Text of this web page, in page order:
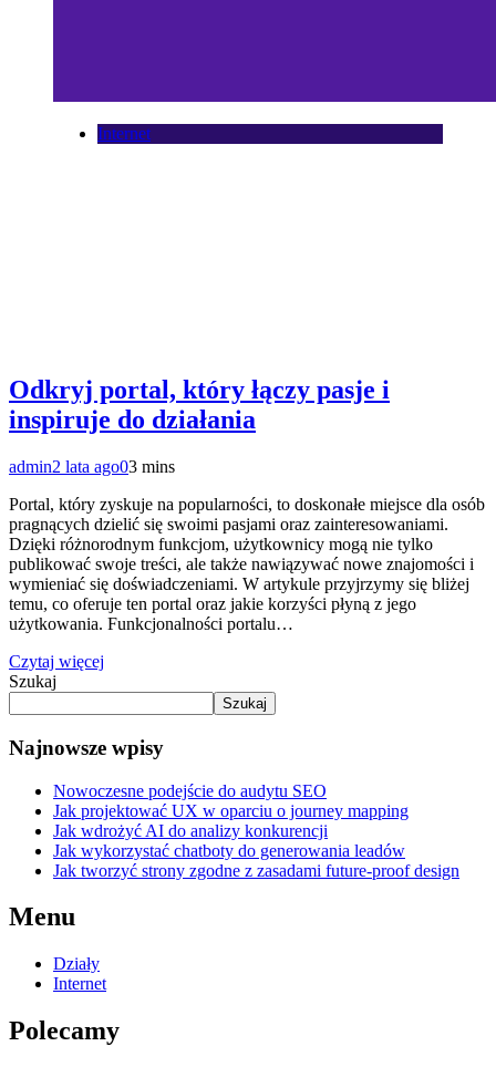
Internet
Odkryj portal, który łączy pasje i
inspiruje do działania
admin2 lata ago03 mins
Portal, który zyskuje na popularności, to doskonałe miejsce dla osób
pragnących dzielić się swoimi pasjami oraz zainteresowaniami.
Dzięki różnorodnym funkcjom, użytkownicy mogą nie tylko
publikować swoje treści, ale także nawiązywać nowe znajomości i
wymieniać się doświadczeniami. W artykule przyjrzymy się bliżej
temu, co oferuje ten portal oraz jakie korzyści płyną z jego
użytkowania. Funkcjonalności portalu…
Czytaj więcej
Szukaj
Szukaj
Najnowsze wpisy
Nowoczesne podejście do audytu SEO
Jak projektować UX w oparciu o journey mapping
Jak wdrożyć AI do analizy konkurencji
Jak wykorzystać chatboty do generowania leadów
Jak tworzyć strony zgodne z zasadami future-proof design
Menu
Działy
Internet
Polecamy